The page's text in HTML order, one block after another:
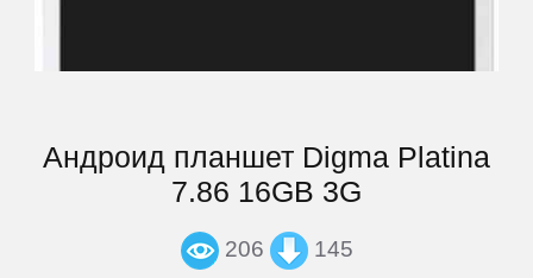
Андроид планшет Digma Platina
7.86 16GB 3G
206 145